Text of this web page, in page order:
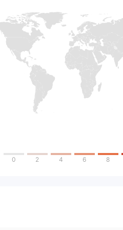
0 2 4 6 8